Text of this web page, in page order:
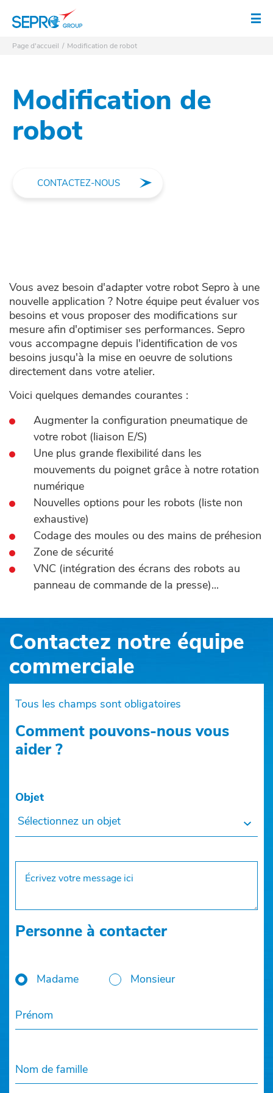
Page d'accueil Modification de robot
Modification de
robot
CONTACTEZ-NOUS
Vous avez besoin d'adapter votre robot Sepro à une
nouvelle application ? Notre équipe peut évaluer vos
besoins et vous proposer des modifications sur
mesure afin d'optimiser ses performances. Sepro
vous accompagne depuis l'identification de vos
besoins jusqu'à la mise en oeuvre de solutions
directement dans votre atelier.
Voici quelques demandes courantes :
Augmenter la configuration pneumatique de
votre robot (liaison E/S)
Une plus grande flexibilité dans les
mouvements du poignet grâce à notre rotation
numérique
Nouvelles options pour les robots (liste non
exhaustive)
Codage des moules ou des mains de préhesion
Zone de sécurité
VNC (intégration des écrans des robots au
panneau de commande de la presse)...
Contactez notre équipe
commerciale
Tous les champs sont obligatoires
Comment pouvons-nous vous
aider ?
Objet
Sélectionnez un objet
Personne à contacter
Madame Monsieur
Prénom
Nom de famille